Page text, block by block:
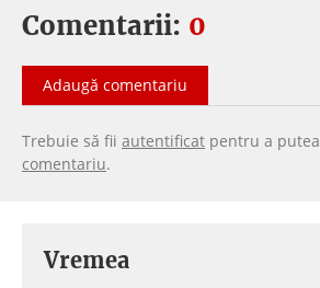
Comentarii: 0
Adaugă comentariu
Trebuie să fii autentificat pentru a putea
comentariu.
Vremea